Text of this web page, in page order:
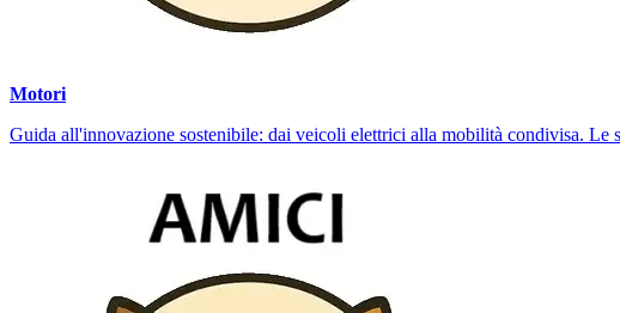
Motori
Guida all'innovazione sostenibile: dai veicoli elettrici alla mobilità condivisa.